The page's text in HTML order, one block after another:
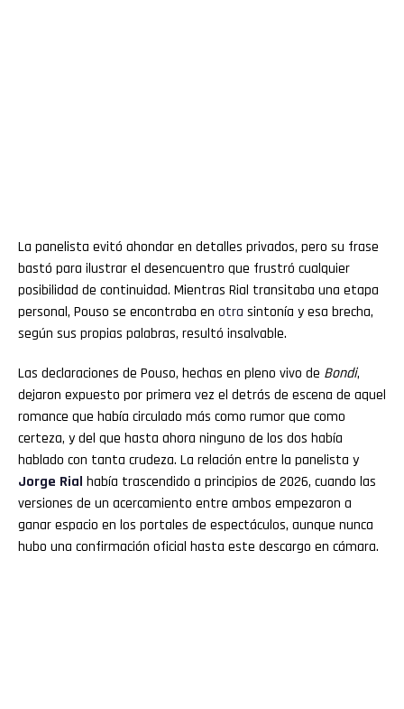
La panelista evitó ahondar en detalles privados, pero su frase
bastó para ilustrar el desencuentro que frustró cualquier
posibilidad de continuidad. Mientras Rial transitaba una etapa
personal, Pouso se encontraba en otra sintonía y esa brecha,
según sus propias palabras, resultó insalvable.
Las declaraciones de Pouso, hechas en pleno vivo de Bondi,
dejaron expuesto por primera vez el detrás de escena de aquel
romance que había circulado más como rumor que como
certeza, y del que hasta ahora ninguno de los dos había
hablado con tanta crudeza. La relación entre la panelista y
Jorge Rial había trascendido a principios de 2026, cuando las
versiones de un acercamiento entre ambos empezaron a
ganar espacio en los portales de espectáculos, aunque nunca
hubo una confirmación oficial hasta este descargo en cámara.